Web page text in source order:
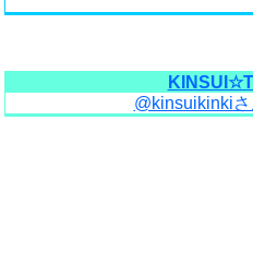
@kinsuikinki